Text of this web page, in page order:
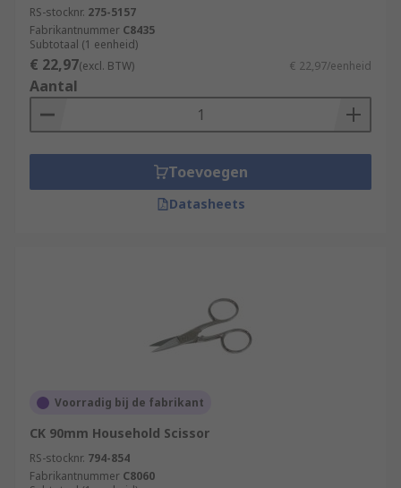
RS-stocknr. 275-5157
Fabrikantnummer C8435
Subtotaal (1 eenheid)
€ 22,97(excl. BTW) € 22,97/eenheid
Aantal
Toevoegen
Datasheets
Voorradig bij de fabrikant
CK 90mm Household Scissor
RS-stocknr. 794-854
Fabrikantnummer C8060